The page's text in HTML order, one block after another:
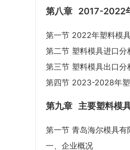
第八章 2017-2022
第一节 2022年塑料模
第二节 塑料模具进口分
第三节 塑料模具出口分
第四节 2023-2028年
第九章 主要塑料模
第一节 青岛海尔模具有
一、企业概况